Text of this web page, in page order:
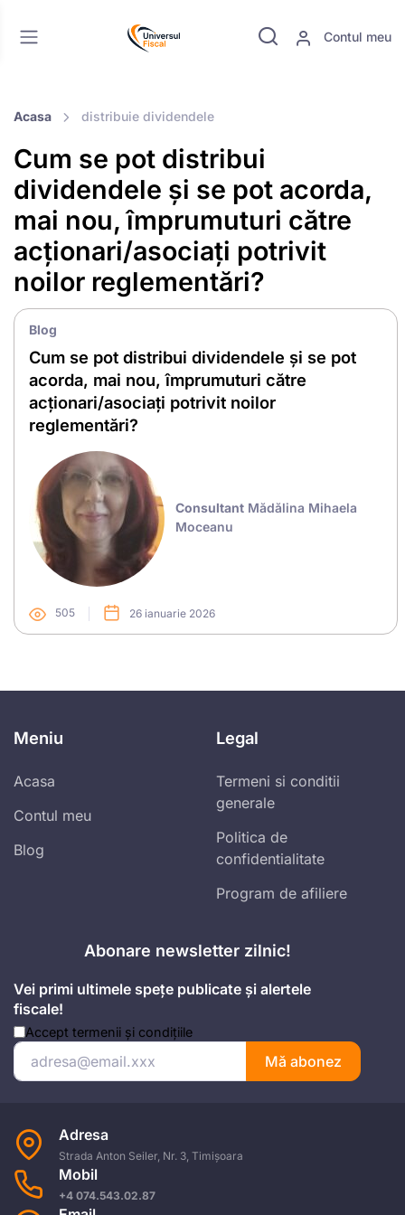
Contul meu
Acasa distribuie dividendele
Cum se pot distribui
dividendele și se pot acorda,
mai nou, împrumuturi către
acționari/asociați potrivit
noilor reglementări?
Blog
Cum se pot distribui dividendele și se pot
acorda, mai nou, împrumuturi către
acționari/asociați potrivit noilor
reglementări?
Consultant Mădălina Mihaela
Moceanu
505 26 ianuarie 2026
Meniu
Acasa
Contul meu
Blog
Legal
Termeni si conditii
generale
Politica de
confidentialitate
Program de afiliere
Abonare newsletter zilnic!
Vei primi ultimele spețe publicate și alertele
fiscale!
Accept termenii și condițiile
Mă abonez
Adresa
Strada Anton Seiler, Nr. 3, Timișoara
Mobil
+4 074.543.02.87